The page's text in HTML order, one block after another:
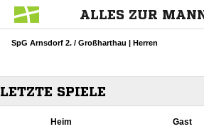
ALLES ZUR
SpG Arnsdorf 2. / Großharthau | Herren
LETZTE SPIELE
Heim Gast